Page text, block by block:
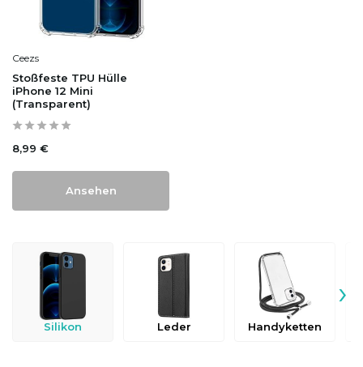
Ceezs
Stoßfeste TPU Hülle
iPhone 12 Mini
(Transparent)
8,99 €
Ansehen
Silikon Leder Handyketten
›